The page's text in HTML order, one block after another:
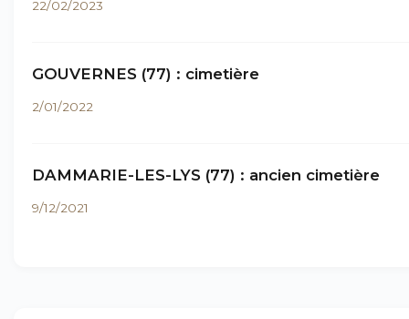
22/02/2023
GOUVERNES (77) : cimetière
2/01/2022
DAMMARIE-LES-LYS (77) : ancien cimetière
9/12/2021